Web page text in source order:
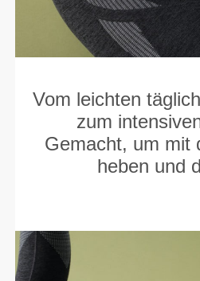
Vom leichten
zum
Gemacht, um mit
heben und